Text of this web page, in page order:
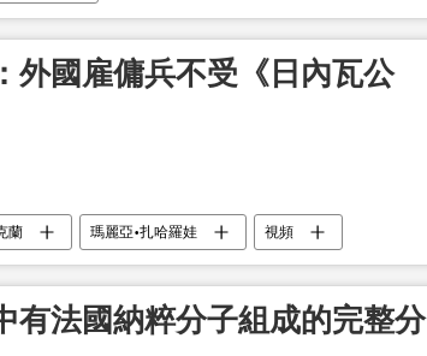
外國雇傭兵不受《日內瓦公
蘭 瑪麗亞•扎哈羅娃 視頻
有法國納粹分子組成的完整分